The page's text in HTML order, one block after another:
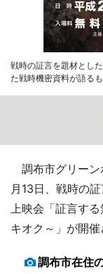
戦時の証言を題材とし
た戦時機密資料が語る
調布市グリーン
月13日、戦時の
上映会「証言す
キオク～」が開催
調布市在住